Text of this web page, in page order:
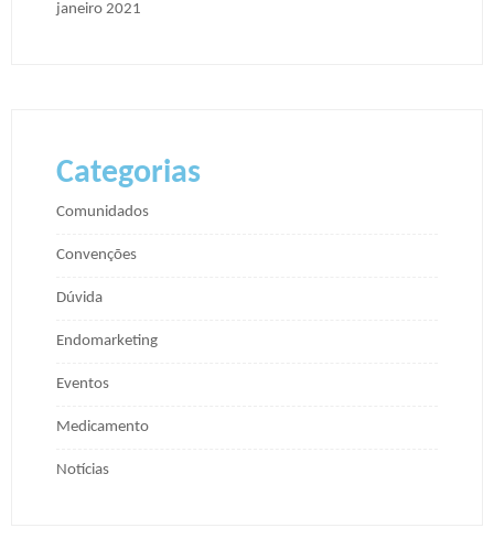
janeiro 2021
Categorias
Comunidados
Convenções
Dúvida
Endomarketing
Eventos
Medicamento
Notícias